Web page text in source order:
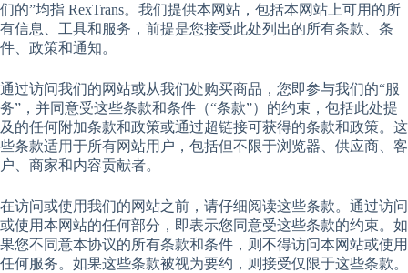
们的”均指 RexTrans。我们提供本网站，包括本网站上可用的所
有信息、工具和服务，前提是您接受此处列出的所有条款、条
件、政策和通知。
通过访问我们的网站或从我们处购买商品，您即参与我们的“服
务”，并同意受这些条款和条件（“条款”）的约束，包括此处提
及的任何附加条款和政策或通过超链接可获得的条款和政策。这
些条款适用于所有网站用户，包括但不限于浏览器、供应商、客
户、商家和内容贡献者。
在访问或使用我们的网站之前，请仔细阅读这些条款。通过访问
或使用本网站的任何部分，即表示您同意受这些条款的约束。如
果您不同意本协议的所有条款和条件，则不得访问本网站或使用
任何服务。如果这些条款被视为要约，则接受仅限于这些条款。